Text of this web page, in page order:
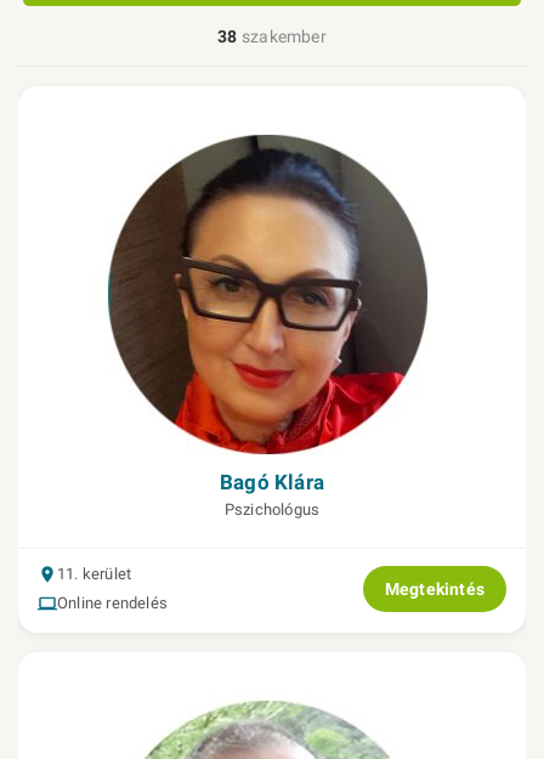
38 szakember
Bagó Klára
Pszichológus
11. kerület
Online rendelés
Megtekintés